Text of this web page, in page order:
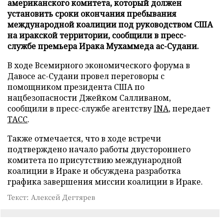
американского комитета, который должен
установить сроки окончания пребывания
международной коалиции под руководством США
на иракской территории, сообщили в пресс-
службе премьера Ирака Мухаммеда ас-Судани.
В ходе Всемирного экономического форума в
Давосе ас-Судани провел переговоры с
помощником президента США по
нацбезопасности Джейком Салливаном,
сообщили в пресс-службе агентствуINA, передает
ТАСС.
Также отмечается, что в ходе встречи
подтверждено начало работы двустороннего
комитета по присутствию международной
коалиции в Ираке и обсуждена разработка
графика завершения миссии коалиции в Ираке.
Текст: Алексей Дегтярев